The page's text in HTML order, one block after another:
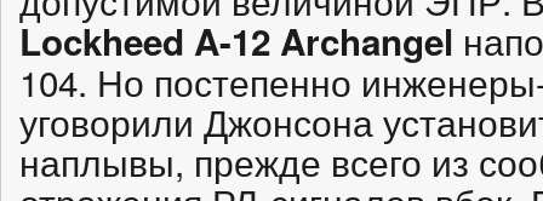
Lockheed A-12 Archangel
104. Но постепенно
уговорили Джонсона
наплывы, прежде всего из